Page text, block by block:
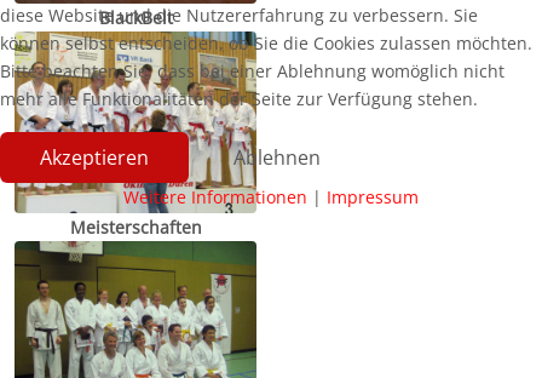
BlackBelt
Meisterschaften
diese Website und die Nutzererfahrung zu verbessern. Sie
können selbst entscheiden, ob Sie die Cookies zulassen möchten.
Bitte beachten Sie, dass bei einer Ablehnung womöglich nicht
mehr alle Funktionalitäten der Seite zur Verfügung stehen.
Akzeptieren Ablehnen
Weitere Informationen | Impressum